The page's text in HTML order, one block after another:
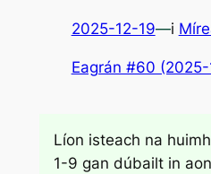
2025-12-19—i
Eagrán #60
Líon isteach na
1-9 gan dúbailt in